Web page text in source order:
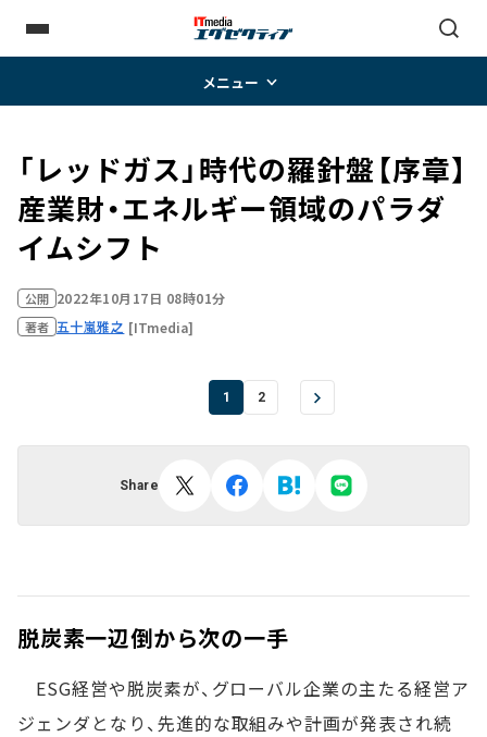
メニュー
「レッドガス」時代の羅針盤【序章】――
産業財・エネルギー領域のパラダ
イムシフト
公開 2022年10月17日 08時01分
著者 五十嵐雅之 [ITmedia]
1 2
Share
脱炭素一辺倒から次の一手
ESG経営や脱炭素が、グローバル企業の主たる経営ア
ジェンダとなり、先進的な取組みや計画が発表され続